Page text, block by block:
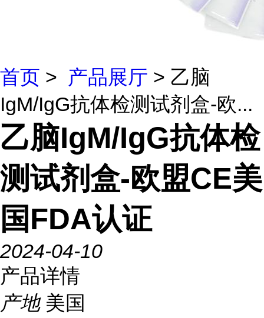
首页 > 产品展厅 > 乙脑
IgM/IgG抗体检测试剂盒-欧...
乙脑IgM/IgG抗体检
测试剂盒-欧盟CE美
国FDA认证
2024-04-10
产品详情
产地 美国